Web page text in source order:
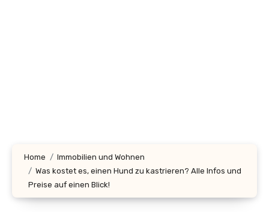
Home
Immobilien und Wohnen
Was kostet es, einen Hund zu kastrieren? Alle Infos und
Preise auf einen Blick!